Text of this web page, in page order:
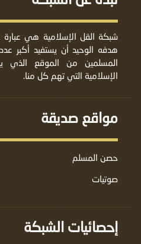
شبكة القل الإسلامية هي
هدفه الوحيد أن يستفيد أكبر
المسلمين من الموقع الذي
الإسلامية التي تهم كل منا.
مواقع صديقة
حصن المسلم
صوتيات
إحصائيات الشبكة